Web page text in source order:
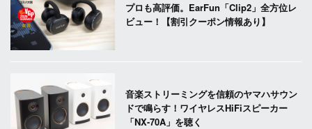
プロも高評価。EarFun「Clip2」全方位レ
ビュー！【割引クーポン情報あり】
音楽ストリーミングを信頼のヤマハサウン
ドで鳴らす！ワイヤレスHiFiスピーカー
「NX-70A」を聴く